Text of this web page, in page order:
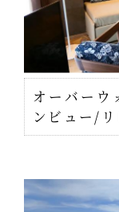
オーバーウ
ンビュー/